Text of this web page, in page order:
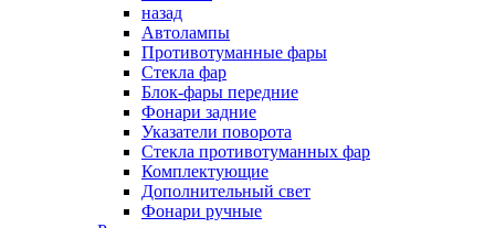
назад
Автолампы
Противотуманные фары
Стекла фар
Блок-фары передние
Фонари задние
Указатели поворота
Стекла противотуманных фар
Комплектующие
Дополнительный свет
Фонари ручные